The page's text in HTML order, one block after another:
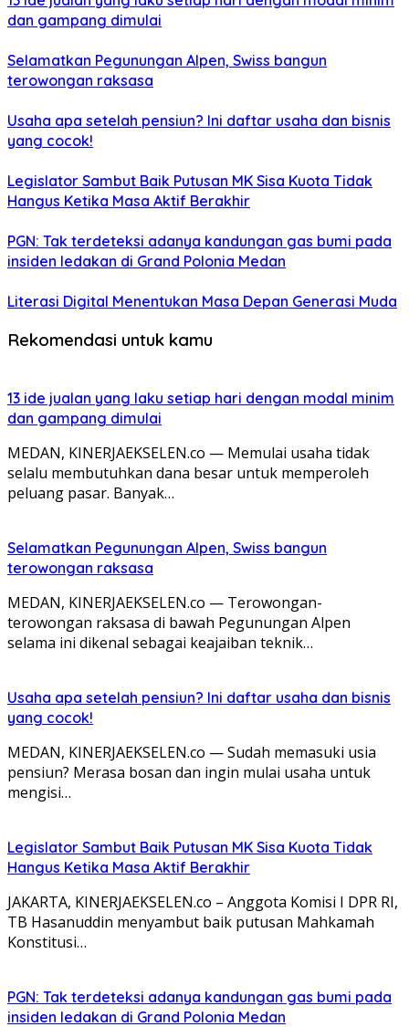
dan gampang dimulai
Selamatkan Pegunungan Alpen, Swiss bangun
terowongan raksasa
Usaha apa setelah pensiun? Ini daftar usaha dan bisnis
yang cocok!
Legislator Sambut Baik Putusan MK Sisa Kuota Tidak
Hangus Ketika Masa Aktif Berakhir
PGN: Tak terdeteksi adanya kandungan gas bumi pada
insiden ledakan di Grand Polonia Medan
Literasi Digital Menentukan Masa Depan Generasi Muda
Rekomendasi untuk kamu
13 ide jualan yang laku setiap hari dengan modal minim
dan gampang dimulai
MEDAN, KINERJAEKSELEN.co — Memulai usaha tidak
selalu membutuhkan dana besar untuk memperoleh
peluang pasar. Banyak…
Selamatkan Pegunungan Alpen, Swiss bangun
terowongan raksasa
MEDAN, KINERJAEKSELEN.co — Terowongan-
terowongan raksasa di bawah Pegunungan Alpen
selama ini dikenal sebagai keajaiban teknik…
Usaha apa setelah pensiun? Ini daftar usaha dan bisnis
yang cocok!
MEDAN, KINERJAEKSELEN.co — Sudah memasuki usia
pensiun? Merasa bosan dan ingin mulai usaha untuk
mengisi…
Legislator Sambut Baik Putusan MK Sisa Kuota Tidak
Hangus Ketika Masa Aktif Berakhir
JAKARTA, KINERJAEKSELEN.co – Anggota Komisi I DPR RI,
TB Hasanuddin menyambut baik putusan Mahkamah
Konstitusi…
PGN: Tak terdeteksi adanya kandungan gas bumi pada
insiden ledakan di Grand Polonia Medan